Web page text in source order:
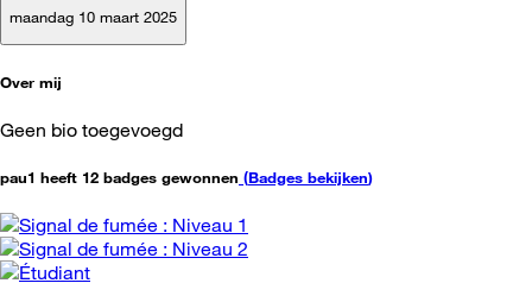
maandag 10 maart 2025
Over mij
Geen bio toegevoegd
pau1 heeft 12 badges gewonnen (Badges bekijken)